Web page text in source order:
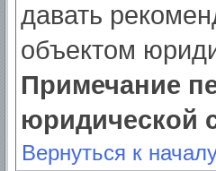
давать
объектом
Примечание
юридической
Вернуться к